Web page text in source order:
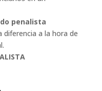
penalista
diferencia a la hora de